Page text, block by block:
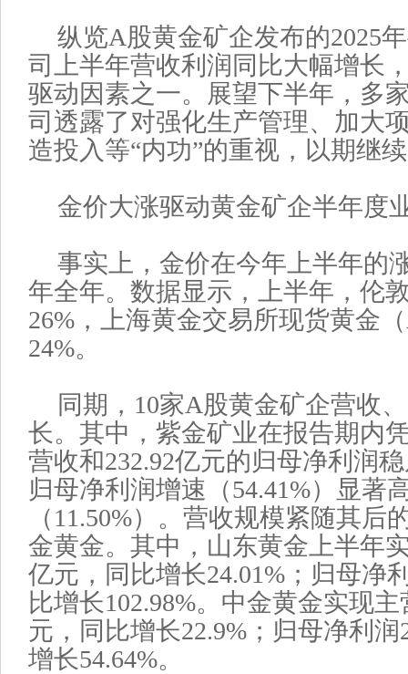
纵览A股黄金矿企发布的2025
司上半年营收利润同比大幅增长
驱动因素之一。展望下半年，多
司透露了对强化生产管理、加大
造投入等“内功”的重视，以期继
金价大涨驱动黄金矿企半年度
事实上，金价在今年上半年的
年全年。数据显示，上半年，伦
26%，上海黄金交易所现货黄金
24%。
同期，10家A股黄金矿企营收
长。其中，紫金矿业在报告期内
营收和232.92亿元的归母净利润
归母净利润增速（54.41%）显著
（11.50%）。营收规模紧随其后
金黄金。其中，山东黄金上半年
亿元，同比增长24.01%；归母净
比增长102.98%。中金黄金实现主
元，同比增长22.9%；归母净利润
增长54.64%。